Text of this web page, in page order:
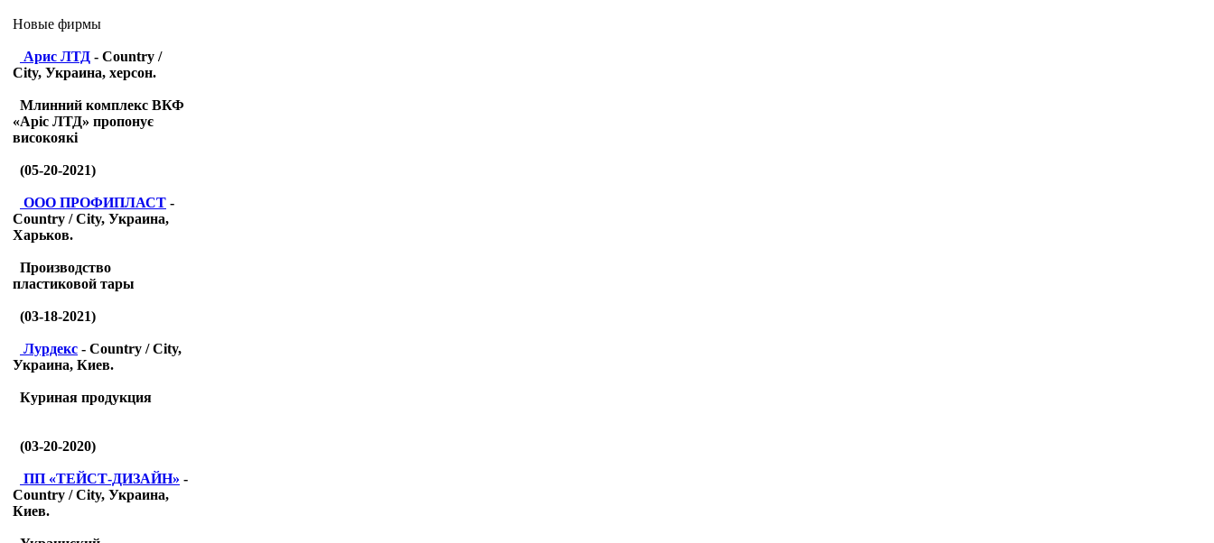
Новые фирмы
Арис ЛТД - Country /
City, Украина, херсон.
Млинний комплекс ВКФ
«Аріс ЛТД» пропонує
високоякі
(05-20-2021)
ООО ПРОФИПЛАСТ -
Country / City, Украина,
Харьков.
Производство
пластиковой тары
(03-18-2021)
Лурдекс - Country / City,
Украина, Киев.
Куриная продукция
(03-20-2020)
ПП «ТЕЙСТ-ДИЗАЙН» -
Country / City, Украина,
Киев.